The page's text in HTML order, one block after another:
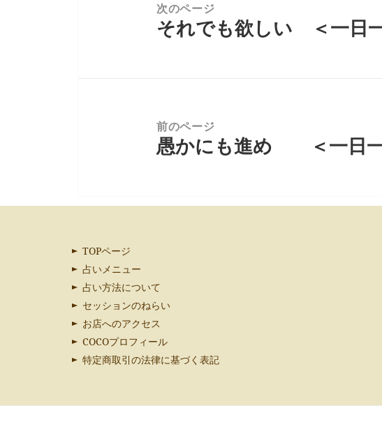
次のページ
前
それでも欲しい ＜一日
前のページ
次
愚かにも進め ＜一日
TOPページ
占いメニュー
占い方法について
セッションのねらい
お店へのアクセス
COCOプロフィール
特定商取引の法律に基づく表記